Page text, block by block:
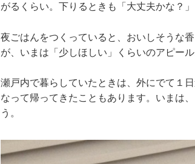
がるくらい。下りるときも「大丈夫かな？
夜ごはんをつくっていると、おいしそうな
が、いまは「少しほしい」くらいのアピール
瀬戸内で暮らしていたときは、外にでて１
なって帰ってきたこともあります。いまは
う。